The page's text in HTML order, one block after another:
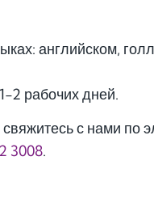
английском,
2 рабочих дней.
с нами по
3008.